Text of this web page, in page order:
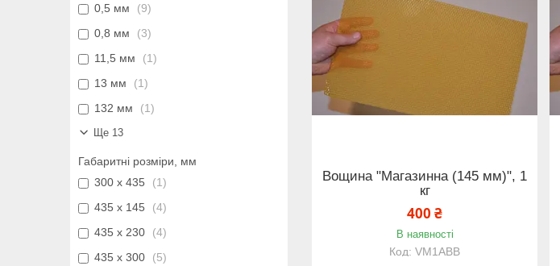
Вощина "Магазинна (145 мм)", 1
кг
400 ₴
В наявності
VM1ABB
0,5 мм
9
0,8 мм
3
11,5 мм
1
13 мм
1
132 мм
1
Ще 13
Габаритні розміри, мм
300 x 435
1
435 x 145
4
435 x 230
4
435 x 300
5